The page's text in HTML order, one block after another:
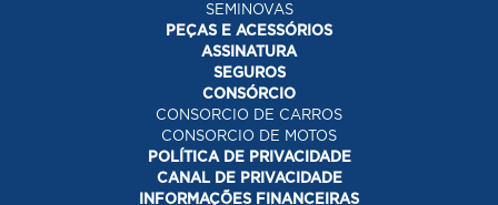
SEMINOVAS
PEÇAS E ACESSÓRIOS
ASSINATURA
SEGUROS
CONSÓRCIO
CONSORCIO DE CARROS
CONSORCIO DE MOTOS
POLÍTICA DE PRIVACIDADE
CANAL DE PRIVACIDADE
INFORMAÇÕES FINANCEIRAS